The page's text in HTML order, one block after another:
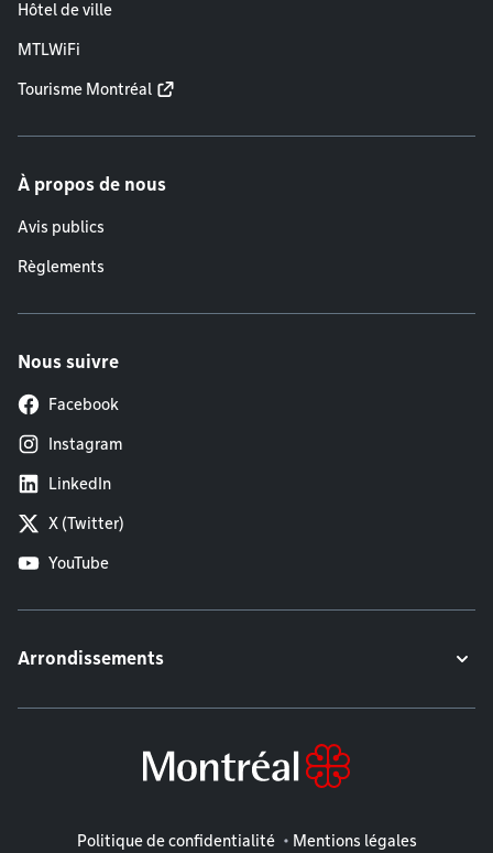
Hôtel de ville
MTLWiFi
Tourisme Montréal
À propos de nous
Avis publics
Règlements
Nous suivre
Facebook
Instagram
LinkedIn
X (Twitter)
YouTube
Arrondissements
Mentions légales
Politique de confidentialité Mentions légales